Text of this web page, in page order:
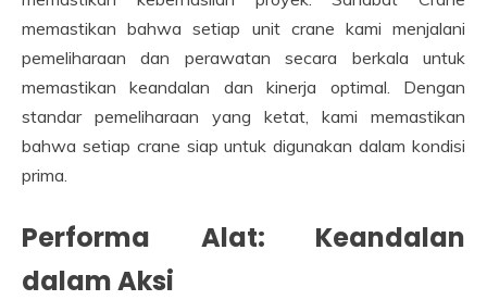
memastikan bahwa setiap unit crane kami menjalani
pemeliharaan dan perawatan secara berkala untuk
memastikan keandalan dan kinerja optimal. Dengan
standar pemeliharaan yang ketat, kami memastikan
bahwa setiap crane siap untuk digunakan dalam kondisi
prima.
Performa Alat: Keandalan
dalam Aksi